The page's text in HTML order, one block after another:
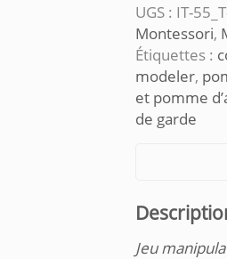
UGS : IT-
Montessori,
Étiquettes :
modeler,
et pomme
de garde
Jeu